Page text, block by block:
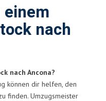
nach
nach Ancona?
können dir helfen, den
finden. Umzugsmeister